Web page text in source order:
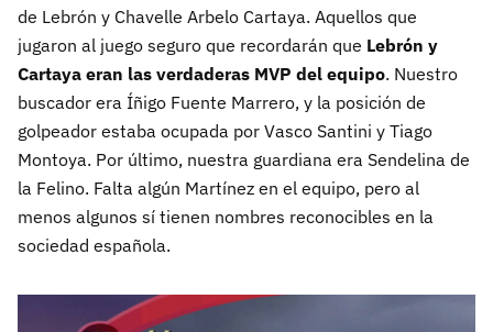
de Lebrón y Chavelle Arbelo Cartaya. Aquellos que
jugaron al juego seguro que recordarán que Lebrón y
Cartaya eran las verdaderas MVP del equipo. Nuestro
buscador era Íñigo Fuente Marrero, y la posición de
golpeador estaba ocupada por Vasco Santini y Tiago
Montoya. Por último, nuestra guardiana era Sendelina de
la Felino. Falta algún Martínez en el equipo, pero al
menos algunos sí tienen nombres reconocibles en la
sociedad española.